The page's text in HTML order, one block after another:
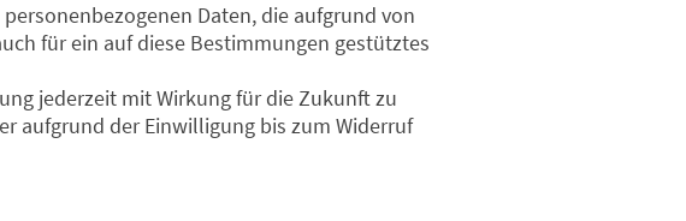
Daten, die aufgrund von
für ein auf diese Bestimmungen gestütztes
jederzeit mit Wirkung für die Zukunft zu
aufgrund der Einwilligung bis zum Widerruf